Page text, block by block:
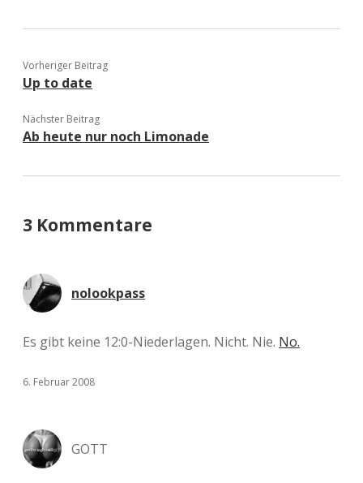
Vorheriger Beitrag
Up to date
Nächster Beitrag
Ab heute nur noch Limonade
3 Kommentare
nolookpass
Es gibt keine 12:0-Niederlagen. Nicht. Nie. No.
6. Februar 2008
GOTT